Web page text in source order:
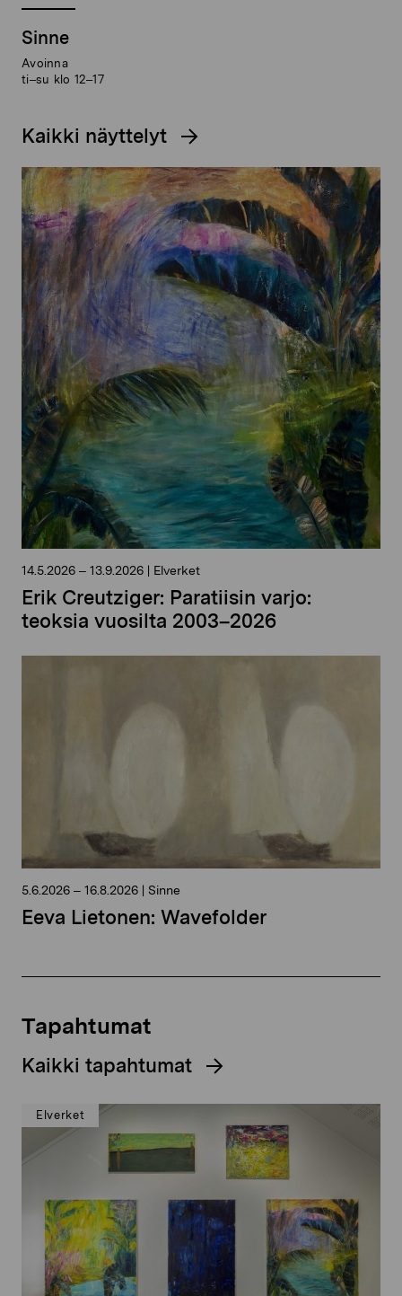
Sinne
Avoinna
ti–su klo 12–17
Kaikki näyttelyt
14.5.2026 – 13.9.2026 | Elverket
Erik Creutziger: Paratiisin varjo:
teoksia vuosilta 2003–2026
5.6.2026 – 16.8.2026 | Sinne
Eeva Lietonen: Wavefolder
Tapahtumat
Kaikki tapahtumat
Elverket